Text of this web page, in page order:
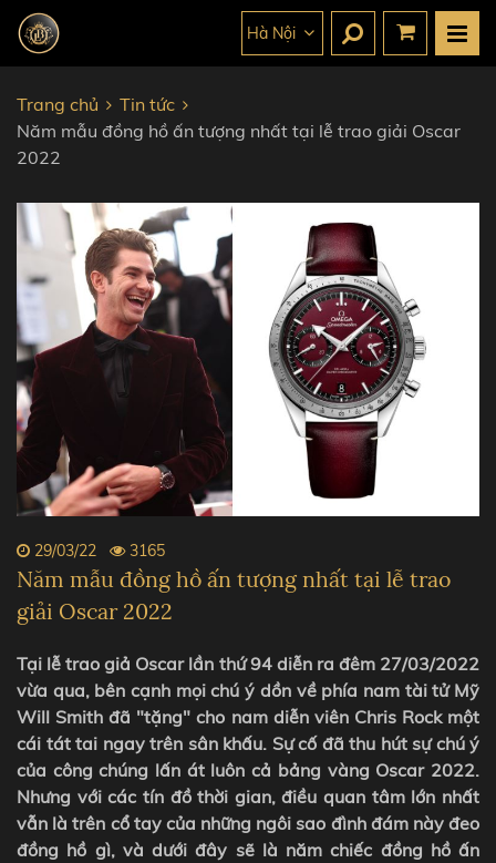
Hà Nội
Trang chủ
Tin tức
Năm mẫu đồng hồ ấn tượng nhất tại lễ trao giải Oscar
2022
29/03/22 3165
Năm mẫu đồng hồ ấn tượng nhất tại lễ trao
giải Oscar 2022
Tại lễ trao giả Oscar lần thứ 94 diễn ra đêm 27/03/2022
vừa qua, bên cạnh mọi chú ý dồn về phía nam tài tử Mỹ
Will Smith đã "tặng" cho nam diễn viên Chris Rock một
cái tát tai ngay trên sân khấu. Sự cố đã thu hút sự chú ý
của công chúng lấn át luôn cả bảng vàng Oscar 2022.
Nhưng với các tín đồ thời gian, điều quan tâm lớn nhất
vẫn là trên cổ tay của những ngôi sao đình đám này đeo
đồng hồ gì, và dưới đây sẽ là năm chiếc đồng hồ ấn